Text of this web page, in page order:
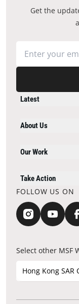
Get the
Latest
About Us
Our Work
Take Action
FOLLOW US ON
Select other MSF
Hong Kong SAR